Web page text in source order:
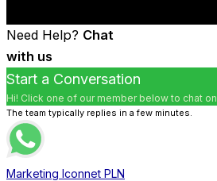
Need Help? Chat
with us
Start a Conversation
Hi! Click one of our member below to chat on
The team typically replies in a few minutes.
Marketing Iconnet PLN